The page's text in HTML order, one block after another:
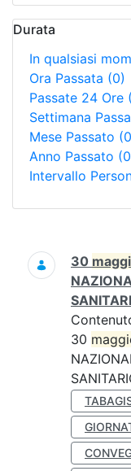
Durata
In qualsiasi
Ora Passata (0)
Passate 24 Ore
Settimana
Mese Passato
Anno Passato
Intervallo
Ricerca
30
30